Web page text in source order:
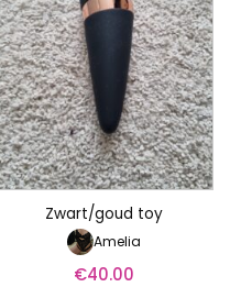
Zwart/goud toy
Amelia
€40.00